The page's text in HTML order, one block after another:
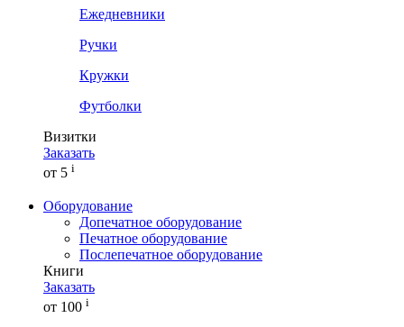
Ежедневники
Ручки
Кружки
Футболки
Визитки
Заказать
от 5 i
Оборудование
Допечатное оборудование
Печатное оборудование
Послепечатное оборудование
Книги
Заказать
от 100 i